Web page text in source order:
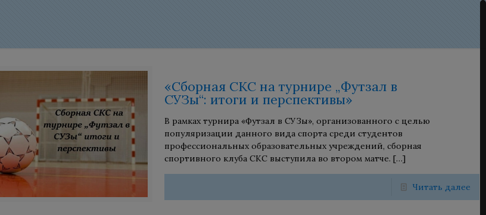
«Сборная СКС на турнире „Футзал в
СУЗы“: итоги и перспективы»
В рамках турнира «Футзал в СУЗы», организованного с целью
популяризации данного вида спорта среди студентов
профессиональных образовательных учреждений, сборная
спортивного клуба СКС выступила во втором матче. […]
Читать далее